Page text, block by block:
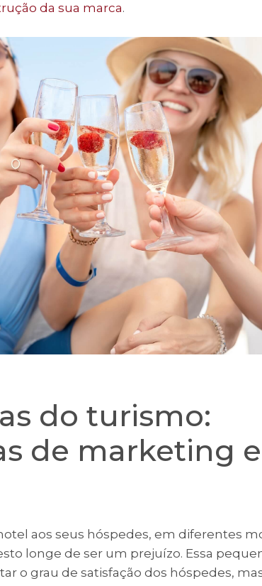
da sua marca.
do turismo:
de marketing e
aos seus hóspedes, em diferentes
longe de ser um prejuízo. Essa
o grau de satisfação dos hóspedes,